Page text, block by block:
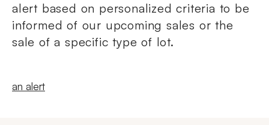
alert based on personalized criteria to be
informed of our upcoming sales or the
sale of a specific type of lot.
New windowCreate
an alert